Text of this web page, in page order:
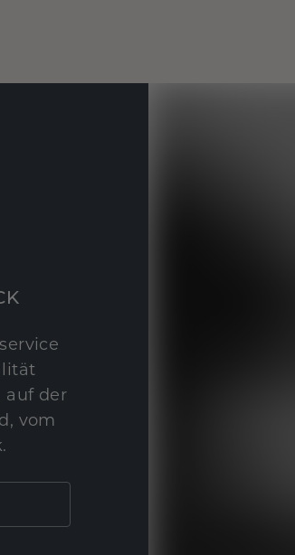
auf der
vom